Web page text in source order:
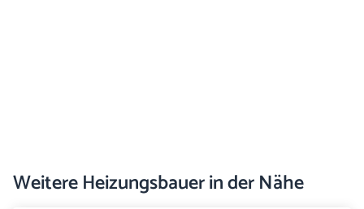
Weitere Heizungsbauer in der Nähe